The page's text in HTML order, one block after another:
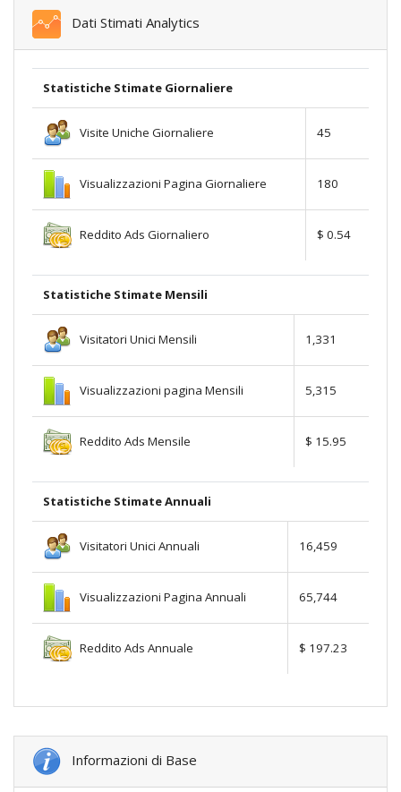
Dati Stimati Analytics
Statistiche Stimate Giornaliere
Visite Uniche Giornaliere 45
Visualizzazioni Pagina Giornaliere 180
Reddito Ads Giornaliero $ 0.54
Statistiche Stimate Mensili
Visitatori Unici Mensili 1,331
Visualizzazioni pagina Mensili 5,315
Reddito Ads Mensile $ 15.95
Statistiche Stimate Annuali
Visitatori Unici Annuali 16,459
Visualizzazioni Pagina Annuali 65,744
Reddito Ads Annuale $ 197.23
Informazioni di Base